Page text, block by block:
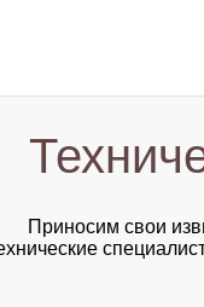
Приносим свои